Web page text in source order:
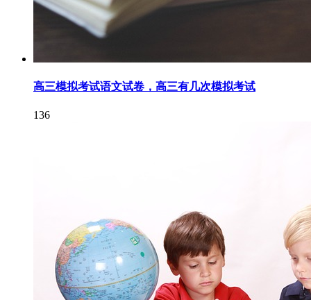
高三模拟考试语文试卷，高三有几次模拟考试
136